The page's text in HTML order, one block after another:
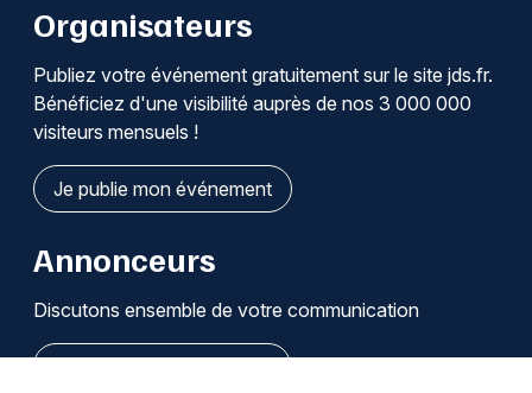
Organisateurs
Publiez votre événement gratuitement sur le site jds.fr.
Bénéficiez d'une visibilité auprès de nos 3 000 000
visiteurs mensuels !
Je publie mon événement
Annonceurs
Discutons ensemble de votre communication